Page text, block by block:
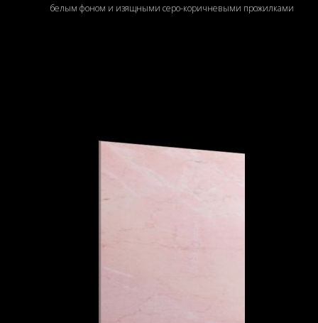
белым фоном и изящными серо-коричневыми прожилками